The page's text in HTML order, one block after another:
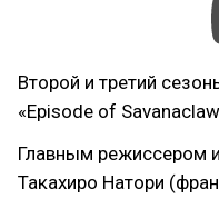
Второй и третий
«Episode of
Главным режиссером
Такахиро Натори